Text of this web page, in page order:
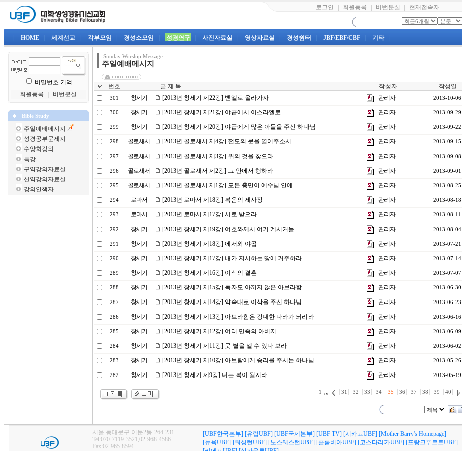
로그인 회원등록 비번분실 현재접속자
HOME 세계선교 각부모임 경성소모임 성경연구 사진자료실 영상자료실 경성쉼터 JBF/EBF/CBF 기타
비밀번호 기억
회원등록
비번분실
Bible Study
주일예배메시지
성경공부문제지
수양회강의
특강
구약강의자료실
신약강의자료실
강의안책자
Sunday Worship Message
주일예배메시지
번호 글 제 목 작성자 작성일
301 창세기 [2013년 창세기 제22강] 벧엘로 올라가자 관리자 2013-10-06
300 창세기 [2013년 창세기 제21강] 야곱에서 이스라엘로 관리자 2013-09-29
299 창세기 [2013년 창세기 제20강] 야곱에게 많은 아들을 주신 하나님 관리자 2013-09-22
298 골로새서 [2013년 골로새서 제4강] 전도의 문을 열어주소서 관리자 2013-09-15
297 골로새서 [2013년 골로새서 제3강] 위의 것을 찾으라 관리자 2013-09-08
296 골로새서 [2013년 골로새서 제2강] 그 안에서 행하라 관리자 2013-09-01
295 골로새서 [2013년 골로새서 제1강] 모든 충만이 예수님 안에 관리자 2013-08-25
294 로마서 [2013년 로마서 제18강] 복음의 제사장 관리자 2013-08-18
293 로마서 [2013년 로마서 제17강] 서로 받으라 관리자 2013-08-11
292 창세기 [2013년 창세기 제19강] 여호와께서 여기 계시거늘 관리자 2013-08-04
291 창세기 [2013년 창세기 제18강] 에서와 야곱 관리자 2013-07-21
290 창세기 [2013년 창세기 제17강] 내가 지시하는 땅에 거주하라 관리자 2013-07-14
289 창세기 [2013년 창세기 제16강] 이삭의 결혼 관리자 2013-07-07
288 창세기 [2013년 창세기 제15강] 독자도 아끼지 않은 아브라함 관리자 2013-06-30
287 창세기 [2013년 창세기 제14강] 약속대로 이삭을 주신 하나님 관리자 2013-06-23
286 창세기 [2013년 창세기 제13강] 아브라함은 강대한 나라가 되리라 관리자 2013-06-16
285 창세기 [2013년 창세기 제12강] 여러 민족의 아버지 관리자 2013-06-09
284 창세기 [2013년 창세기 제11강] 뭇 별을 셀 수 있나 보라 관리자 2013-06-02
283 창세기 [2013년 창세기 제10강] 아브람에게 승리를 주시는 하나님 관리자 2013-05-26
282 창세기 [2013년 창세기 제9강] 너는 복이 될지라 관리자 2013-05-19
1 ,,, 31 32 33 34 35 36 37 38 39 40
서울 동대문구 이문2동 264-231
Tel:070-7119-3521,02-968-4586
Fax:02-965-8594
[UBF한국본부] [유럽UBF] [UBF국제본부] [UBF TV] [시카고UBF] [Mother Barry's Homepage]
[뉴욕UBF] [워싱턴UBF] [노스웨스턴UBF] [콜롬비아UBF] [코스타리카UBF] [프랑크푸르트UBF]